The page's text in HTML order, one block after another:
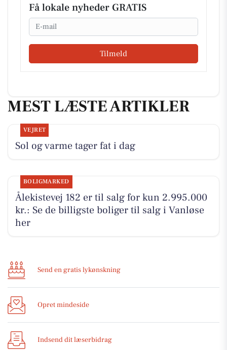
Få lokale nyheder GRATIS
Email
Tilmeld
MEST LÆSTE ARTIKLER
VEJRET
Sol og varme tager fat i dag
BOLIGMARKED
Ålekistevej 182 er til salg for kun 2.995.000
kr.: Se de billigste boliger til salg i Vanløse
her
Send en gratis lykønskning
Opret mindeside
Indsend dit læserbidrag